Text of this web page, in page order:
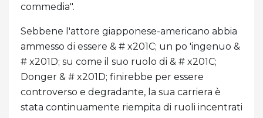
commedia".
Sebbene l'attore giapponese-americano abbia
ammesso di essere & # x201C; un po 'ingenuo &
# x201D; su come il suo ruolo di & # x201C;
Donger & # x201D; finirebbe per essere
controverso e degradante, la sua carriera è
stata continuamente riempita di ruoli incentrati